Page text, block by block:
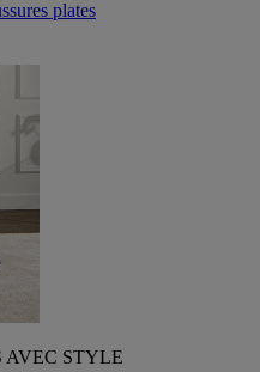
plates
AVEC STYLE